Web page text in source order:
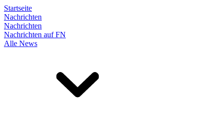
Startseite
Nachrichten
Nachrichten
Nachrichten auf FN
Alle News